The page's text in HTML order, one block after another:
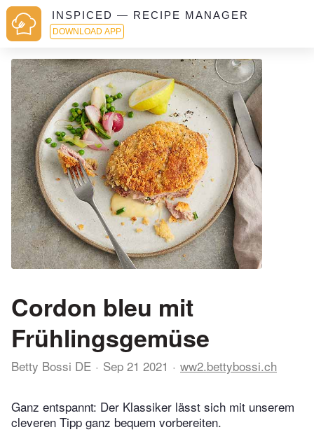
INSPICED — RECIPE MANAGER
DOWNLOAD APP
Cordon bleu mit
Frühlingsgemüse
Betty Bossi DE Sep 21 2021 ww2.bettybossi.ch
Ganz entspannt: Der Klassiker lässt sich mit unserem
cleveren Tipp ganz bequem vorbereiten.